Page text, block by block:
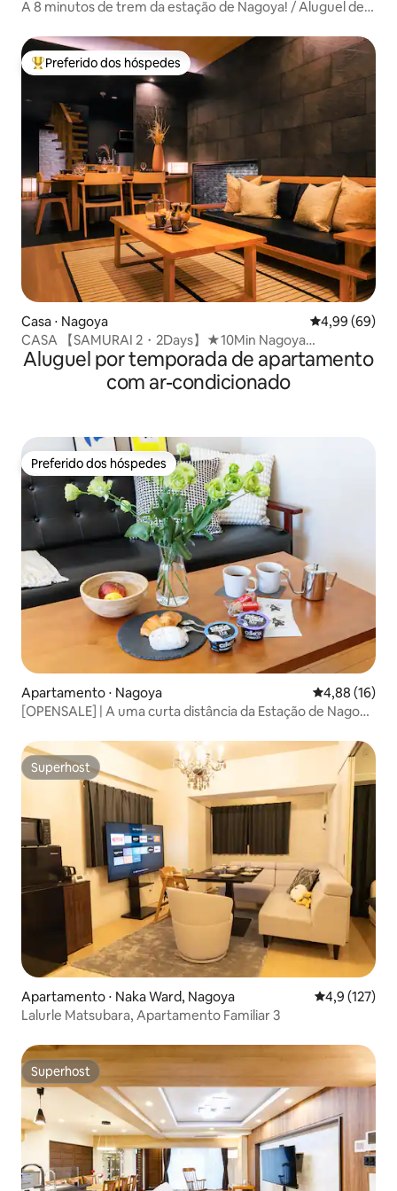
A 8 minutos de trem da estação de Nagoya! / Aluguel de
Entre os melhores preferidos dos hóspedes
Preferido dos hóspedes
Casa ⋅ Nagoya 4,99 de uma
4,99 (69)
CASA 【SAMURAI 2・2Days】★10Min Nagoya
Sta★Max8ppl★
Aluguel por temporada de apartamento
com ar-condicionado
Preferido dos hóspedes
Preferido dos hóspedes
Apartamento ⋅ Nagoya 4,88 de uma
4,88 (16)
[OPENSALE] | A uma curta distância da Estação de Nagoya
Estadias de longa duração bem-vindas | Casal · Viagem
feminina [máximo 3 pessoas]
Superhost
Superhost
Apartamento ⋅ Naka Ward, Nagoya 4,9 de uma
4,9 (127)
Lalurle Matsubara, Apartamento Familiar 3
Superhost
Superhost